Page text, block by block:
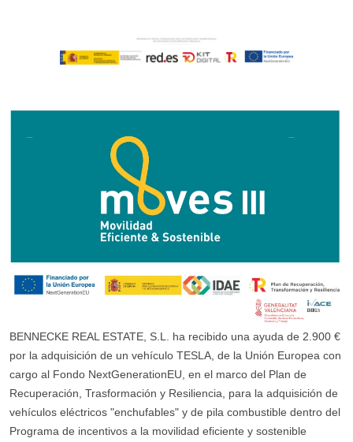
BENNECKE REAL ESTATE, S.L. ha recibido una ayuda de 2.900 €
por la adquisición de un vehículo TESLA, de la Unión Europea con
cargo al Fondo NextGenerationEU, en el marco del Plan de
Recuperación, Trasformación y Resiliencia, para la adquisición de
vehículos eléctricos "enchufables" y de pila combustible dentro del
Programa de incentivos a la movilidad eficiente y sostenible